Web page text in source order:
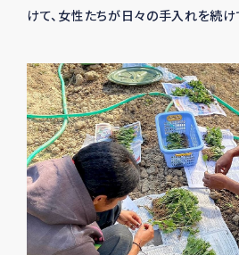
けて、女性たちが日々の手入れを続け